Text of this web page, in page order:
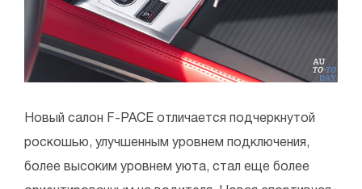
Новый салон F-PACE отличается подчеркнутой
роскошью, улучшенным уровнем подключения,
более высоким уровнем уюта, стал еще более